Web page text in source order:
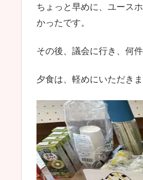
ちょっと早めに、ユース
かったです。
その後、議会に行き、何
夕食は、軽めにいただきま